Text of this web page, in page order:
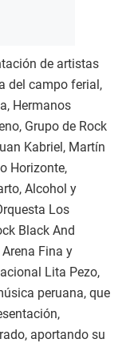
de artistas
del campo ferial,
Hermanos
Grupo de Rock
Kabriel, Martín
Horizonte,
Alcohol y
Los
Black And
Fina y
Lita Pezo,
peruana, que
aportando su